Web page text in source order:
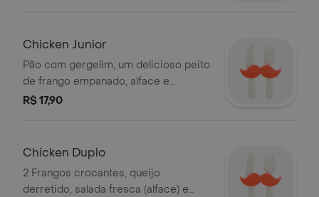
Chicken Junior
Pão com gergelim, um delicioso peito
de frango empanado, alface e
maionese. Todos esses ingredientes
com um sanduíche fresquinho e de
alta qualidade. Imagem meramente
ilustrativa.
R$ 17,90
Chicken Duplo
2 Frangos crocantes, queijo
derretido, salada fresca (alface) e